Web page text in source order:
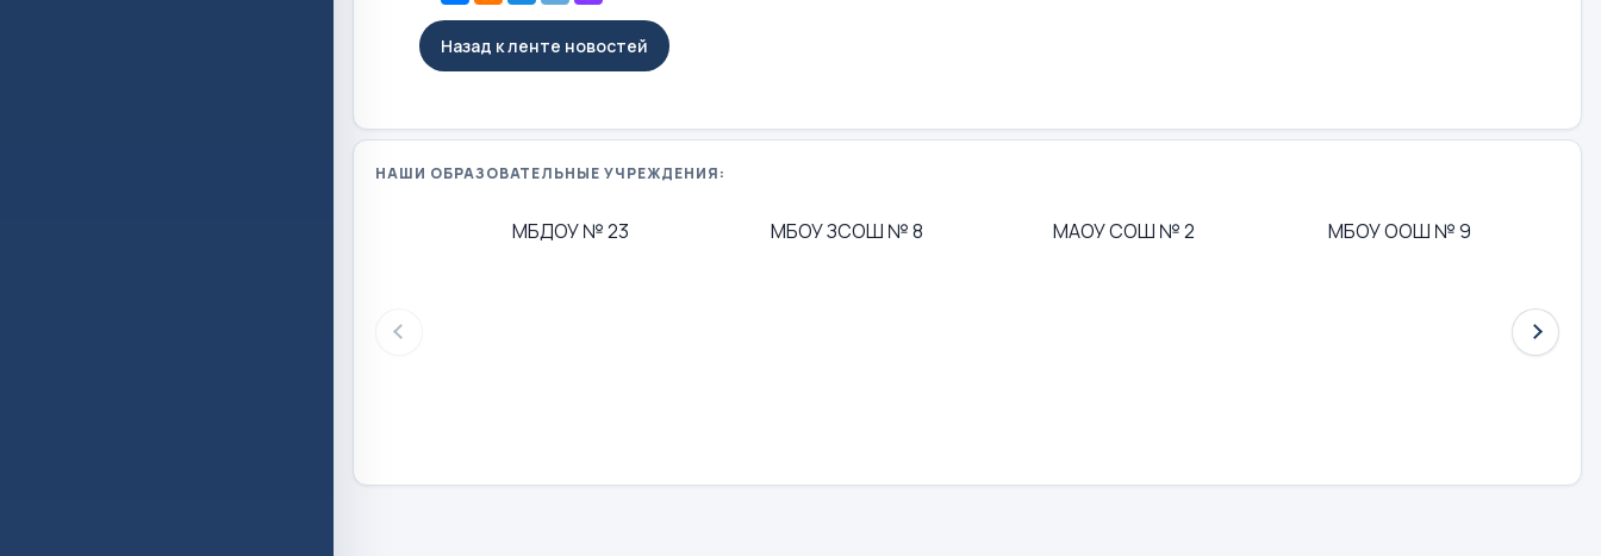
Назад к ленте новостей
НАШИ ОБРАЗОВАТЕЛЬНЫЕ УЧРЕЖДЕНИЯ:
МБДОУ № 23 МБОУ ЗСОШ № 8 МАОУ СОШ № 2 МБОУ ООШ № 9